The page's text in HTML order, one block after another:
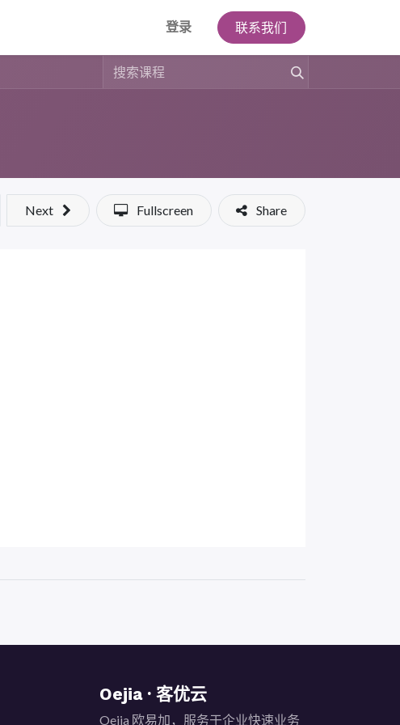
登录 联系我们
Next Fullscreen Share
Oejia · 客优云
Oejia 欧易加，服务于企业快速业务